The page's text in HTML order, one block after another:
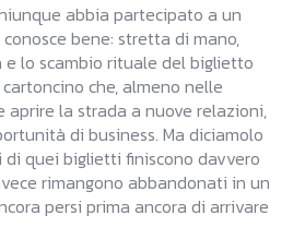
abbia partecipato a un
bene: stretta di mano,
e lo scambio rituale del biglietto
che, almeno nelle
aprire la strada a nuove relazioni,
di business. Ma diciamolo
quei biglietti finiscono davvero
rimangono abbandonati in un
persi prima ancora di arrivare